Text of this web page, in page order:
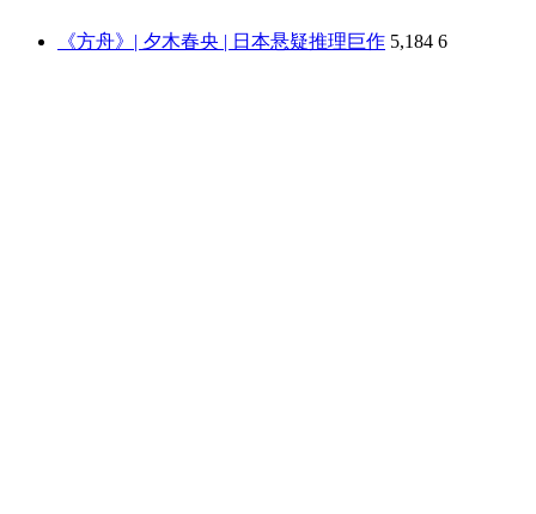
《方舟》| 夕木春央 | 日本悬疑推理巨作 5,184 6